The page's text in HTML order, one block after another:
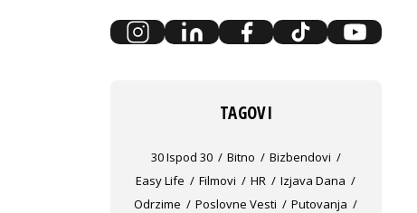
TAGOVI
30 Ispod 30 Bitno
Bizbendovi
Easy Life
Filmovi HR
Izjava Dana
Odrzime
Poslovne Vesti
Putovanja